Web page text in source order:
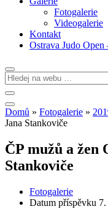
Fotogalerie
Videogalerie
Kontakt
Ostrava Judo
Domů » Fotogalerie »
Jana Stankoviče
ČP mužů a žen
Stankoviče
Fotogalerie
Datum příspěvku 7.